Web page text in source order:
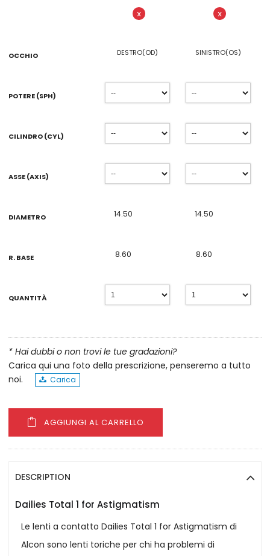
X X
OCCHIO DESTRO(OD) SINISTRO(OS)
POTERE (SPH)
CILINDRO (CYL)
ASSE (AXIS)
DIAMETRO
R. BASE
QUANTITÀ
* Hai dubbi o non trovi le tue gradazioni?
Carica qui una foto della prescrizione, penseremo a tutto
noi.
Carica
AGGIUNGI AL CARRELLO
DESCRIPTION
Dailies Total 1 for Astigmatism
Le lenti a contatto Dailies Total 1 for Astigmatism di
Alcon sono lenti toriche per chi ha problemi di